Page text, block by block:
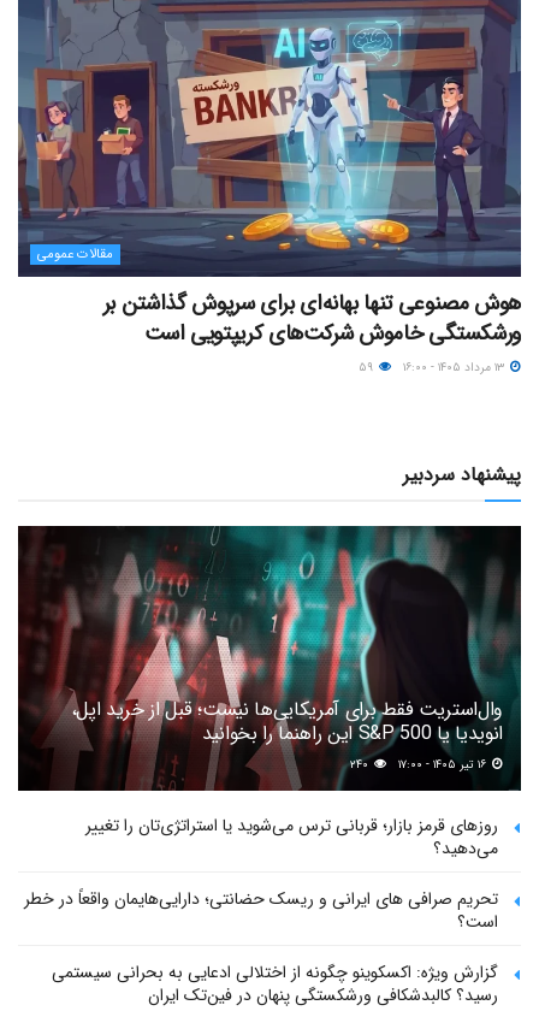
مقالات عمومی
هوش مصنوعی تنها بهانه‌ای برای سرپوش گذاشتن بر
ورشکستگی خاموش شرکت‌های کریپتویی است
پیشنهاد سردبیر
وال‌استریت فقط برای آمریکایی‌ها نیست؛ قبل از خرید اپل،
انویدیا یا S&P 500 این راهنما را بخوانید
۲۴۰
روزهای قرمز بازار؛ قربانی ترس می‌شوید یا استراتژی‌تان را تغییر
می‌دهید؟
تحریم صرافی های ایرانی و ریسک حضانتی؛ دارایی‌هایمان واقعاً در خطر
است؟
گزارش ویژه: اکسکوینو چگونه از اختلالی ادعایی به بحرانی سیستمی
رسید؟ کالبدشکافی ورشکستگی پنهان در فین‌تک ایران